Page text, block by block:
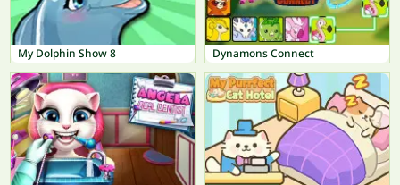
My Dolphin Show 8 Dynamons Connect